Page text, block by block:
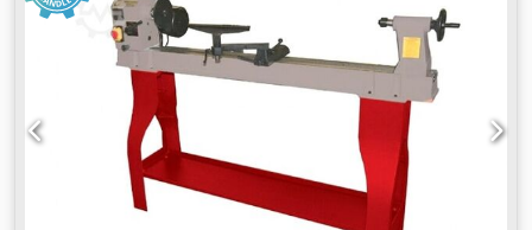
des Eingangsstroms:Drehstrom , Ausstattung:Drehzahl
stufenlos einstellbar, Drechselmaschine/-bank aus dem
Jahr 1979 von der Firma Jos. Ackermann. Voll
funktionsfähig und gut erhalten, Serienherstellung ist
möglich. Seit einigen Jahren nicht mehr in Betrieb. Sie
steht in einem mittelständischen Familienunternehmen,
Raum Augsburg, in der Werkstatt. Bei Interesse und mehr
Infos gerne telefonieren. Dazu bitte über die Anfrage hier
kontaktieren. Schreinerei Utz Dcjdpfx Ajwhlc Hsg Rok